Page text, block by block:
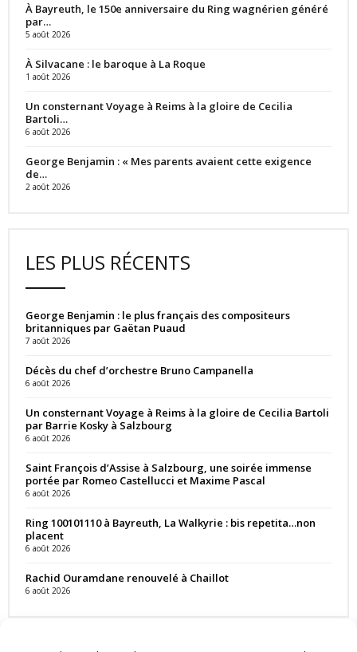
À Bayreuth, le 150e anniversaire du Ring wagnérien généré
par…
5 août 2026
À Silvacane : le baroque à La Roque
1 août 2026
Un consternant Voyage à Reims à la gloire de Cecilia
Bartoli…
6 août 2026
George Benjamin : « Mes parents avaient cette exigence
de…
2 août 2026
LES PLUS RÉCENTS
George Benjamin : le plus français des compositeurs
britanniques par Gaëtan Puaud
7 août 2026
Décès du chef d’orchestre Bruno Campanella
6 août 2026
Un consternant Voyage à Reims à la gloire de Cecilia Bartoli
par Barrie Kosky à Salzbourg
6 août 2026
Saint François d’Assise à Salzbourg, une soirée immense
portée par Romeo Castellucci et Maxime Pascal
6 août 2026
Ring 100101110 à Bayreuth, La Walkyrie : bis repetita…non
placent
6 août 2026
Rachid Ouramdane renouvelé à Chaillot
6 août 2026